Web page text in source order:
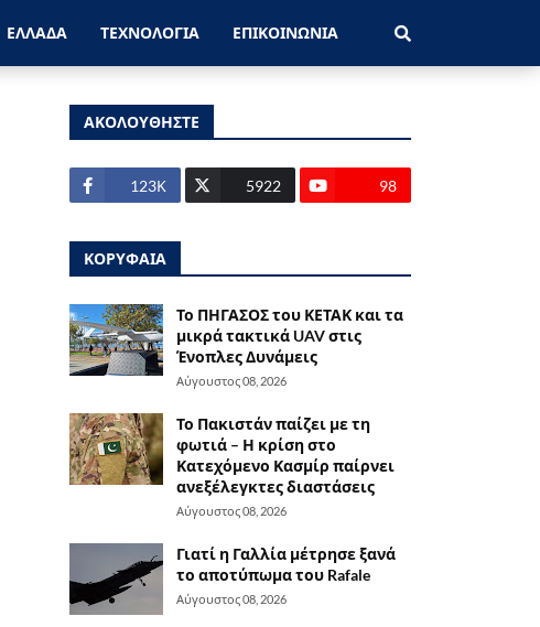
ΕΛΛΑΔΑ ΤΕΧΝΟΛΟΓΙΑ ΕΠΙΚΟΙΝΩΝΙΑ
ΑΚΟΛΟΥΘΗΣΤΕ
123Κ 5922 98
ΚΟΡΥΦΑΙΑ
Το ΠΗΓΑΣΟΣ του ΚΕΤΑΚ και τα
μικρά τακτικά UAV στις
Ένοπλες Δυνάμεις
Αύγουστος 08, 2026
Το Πακιστάν παίζει με τη
φωτιά – Η κρίση στο
Κατεχόμενο Κασμίρ παίρνει
ανεξέλεγκτες διαστάσεις
Αύγουστος 08, 2026
Γιατί η Γαλλία μέτρησε ξανά
το αποτύπωμα του Rafale
Αύγουστος 08, 2026